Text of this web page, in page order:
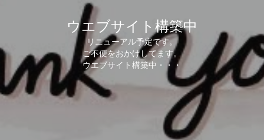
ウエブサイト構築中
リニューアル予定です。
ご不便をおかけしてます。
ウエブサイト構築中・・・